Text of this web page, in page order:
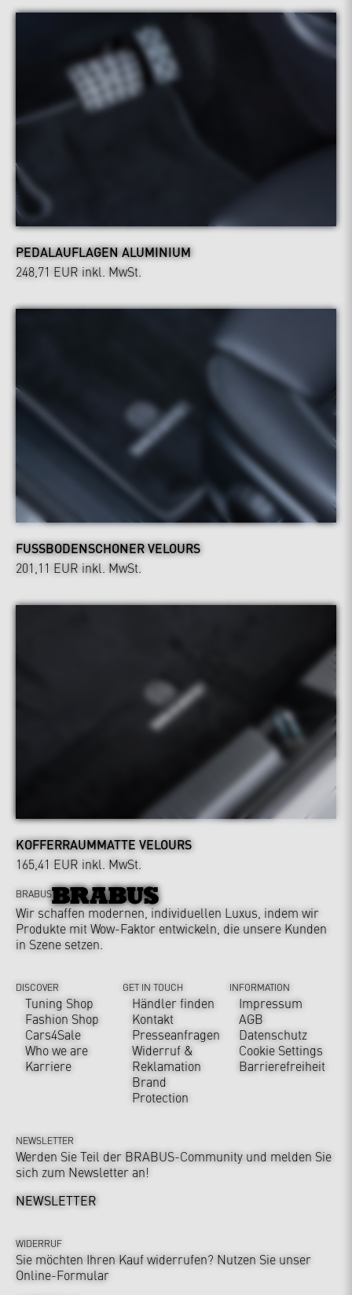
PEDALAUFLAGEN ALUMINIUM
248,71 EUR inkl. MwSt.
FUSSBODENSCHONER VELOURS
201,11 EUR inkl. MwSt.
KOFFERRAUMMATTE VELOURS
165,41 EUR inkl. MwSt.
BRABUS
Wir schaffen modernen, individuellen Luxus, indem wir
Produkte mit Wow-Faktor entwickeln, die unsere Kunden
in Szene setzen.
DISCOVER
Tuning Shop
Fashion Shop
Cars4Sale
Who we are
Karriere
GET IN TOUCH
Händler finden
Kontakt
Presseanfragen
Widerruf &
Reklamation
Brand
Protection
INFORMATION
Impressum
AGB
Datenschutz
Cookie Settings
Barrierefreiheit
NEWSLETTER
Werden Sie Teil der BRABUS-Community und melden Sie
sich zum Newsletter an!
NEWSLETTER
WIDERRUF
Sie möchten Ihren Kauf widerrufen? Nutzen Sie unser
Online-Formular